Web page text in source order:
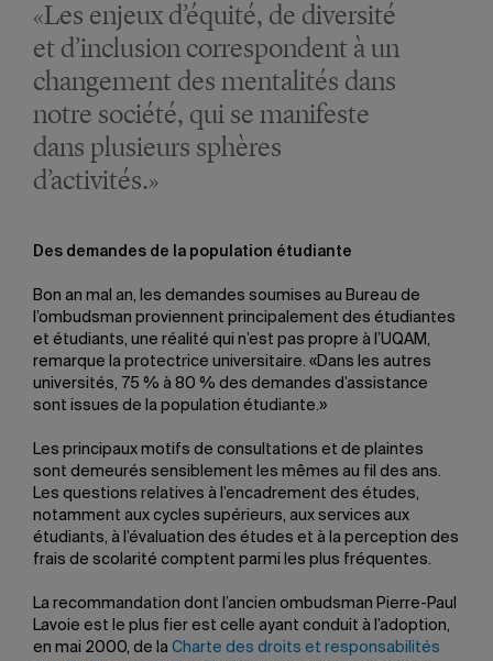
«Les enjeux d’équité, de diversité
et d’inclusion correspondent à un
changement des mentalités dans
notre société, qui se manifeste
dans plusieurs sphères
d’activités.»
Des demandes de la population étudiante
Bon an mal an, les demandes soumises au Bureau de
l’ombudsman proviennent principalement des étudiantes
et étudiants, une réalité qui n’est pas propre à l’UQAM,
remarque la protectrice universitaire. «Dans les autres
universités, 75 % à 80 % des demandes d’assistance
sont issues de la population étudiante.»
Les principaux motifs de consultations et de plaintes
sont demeurés sensiblement les mêmes au fil des ans.
Les questions relatives à l’encadrement des études,
notamment aux cycles supérieurs, aux services aux
étudiants, à l’évaluation des études et à la perception des
frais de scolarité comptent parmi les plus fréquentes.
La recommandation dont l’ancien ombudsman Pierre-Paul
Lavoie est le plus fier est celle ayant conduit à l’adoption,
en mai 2000, de la Charte des droits et responsabilités